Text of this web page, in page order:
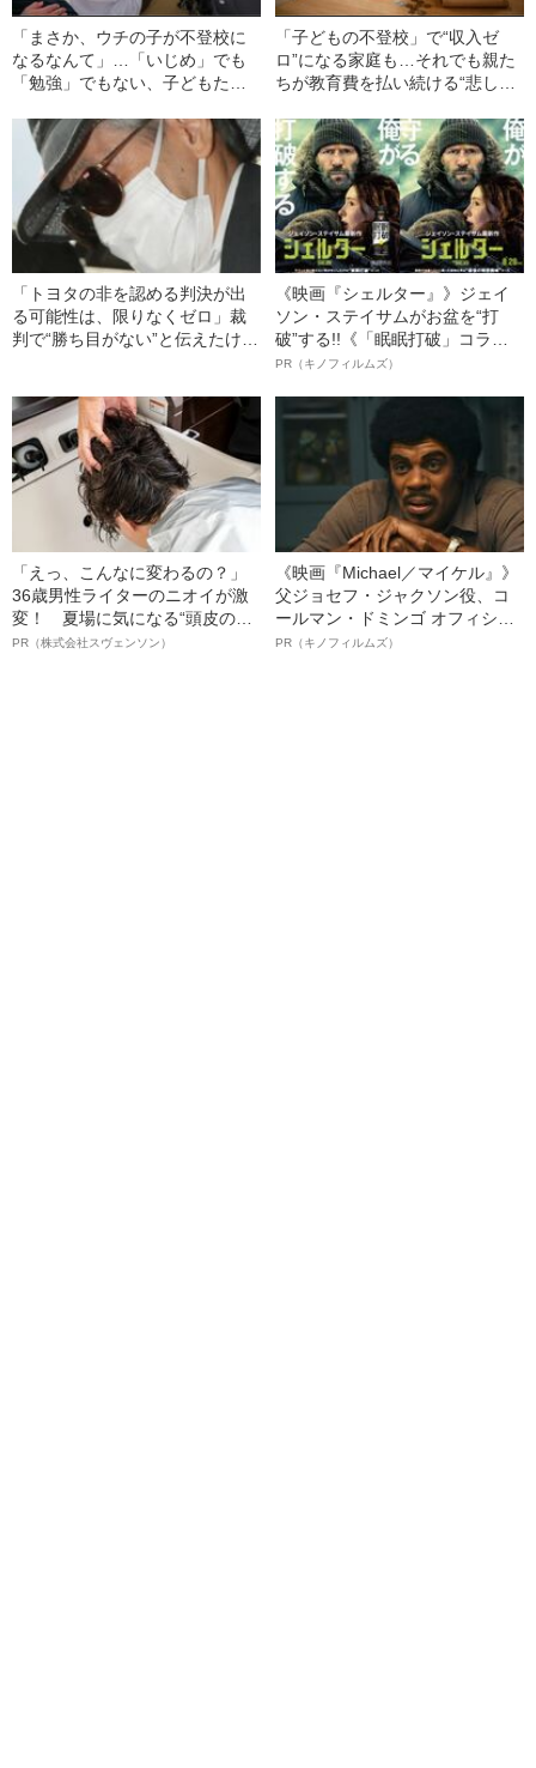
「まさか、ウチの子が不登校に
なるなんて」…「いじめ」でも
「勉強」でもない、子どもたち
「子どもの不登校」で“収入ゼ
ロ”になる家庭も…それでも親た
ちが教育費を払い続ける“悲しす
「トヨタの非を認める判決が出
る可能性は、限りなくゼロ」裁
判で“勝ち目がない”と伝えたけれ
の葛藤」
《映画『シェルター』》ジェイ
ソン・ステイサムがお盆を“打
破”する!!《「眠眠打破」コラ
ボ》
PR（キノフィルムズ）
「えっ、こんなに変わるの？」
36歳男性ライターのニオイが激
変！ 夏場に気になる“頭皮のニ
オイ”や“ベタつき”を解消す
PR（株式会社スヴェンソン）
《映画『Michael／マイケル』》
父ジョセフ・ジャクソン役、コ
ールマン・ドミンゴ オフィシャ
ルインタビュー“観客を魅了した
PR（キノフィルムズ）